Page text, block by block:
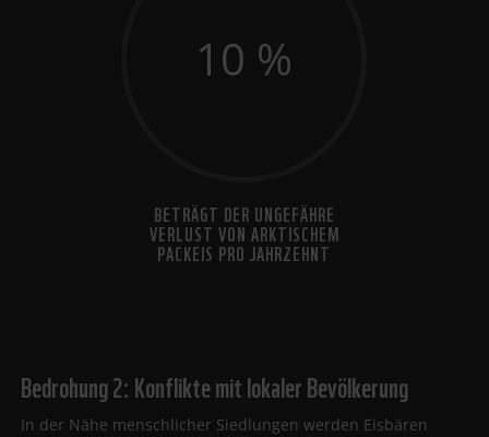
10 %
BETRÄGT DER UNGEFÄHRE
VERLUST VON ARKTISCHEM
PACKEIS PRO JAHRZEHNT
Bedrohung 2: Konflikte mit lokaler Bevölkerung
In der Nähe menschlicher Siedlungen werden Eisbären